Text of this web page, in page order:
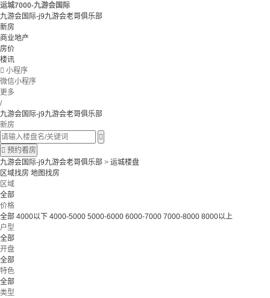
运城7000-九游会国际
九游会国际-j9九游会老哥俱乐部
新房
商业地产
房价
楼讯
 小程序
微信小程序
更多
/
九游会国际-j9九游会老哥俱乐部
新房

 预约看房
九游会国际-j9九游会老哥俱乐部 > 运城楼盘
区域找房 地图找房
区域
全部
价格
全部 4000以下 4000-5000 5000-6000 6000-7000 7000-8000 8000以上
户型
全部
开盘
全部
特色
全部
类型